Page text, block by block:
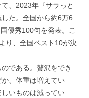
c
e
o
o
i
t
e
r
n
e
a
i
、2023年『サラっと
た。全国から約6万6
優秀100句を発表。こ
り、全国ベスト10が決
である。贅沢をでき
、体重は増えてい
いものは減ってい